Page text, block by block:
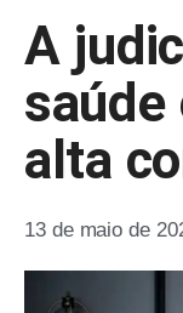
A
saúde
alta
13 de maio de